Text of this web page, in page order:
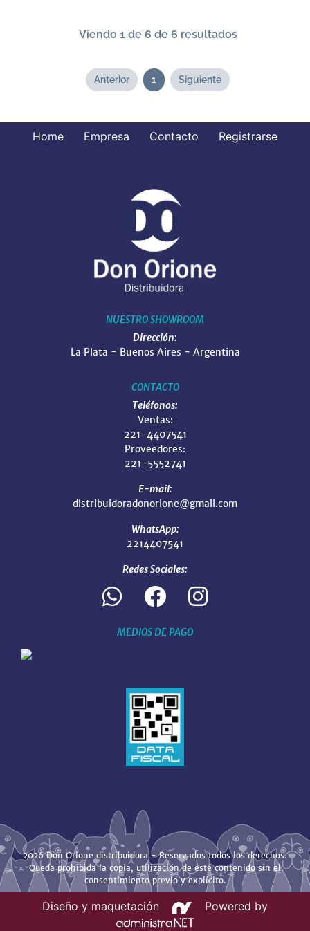
Viendo 1 de 6 de 6 resultados
Anterior 1 Siguiente
Home Empresa Contacto Registrarse
NUESTRO SHOWROOM
Dirección:
La Plata - Buenos Aires - Argentina
CONTACTO
Teléfonos:
Ventas:
221-4407541
Proveedores:
221-5552741
E-mail:
distribuidoradonorione@gmail.com
WhatsApp:
2214407541
Redes Sociales:
MEDIOS DE PAGO
2026 Don Orione distribuidora - Reservados todos los derechos.
Queda prohibida la copia, utilización de este contenido sin el
consentimiento previo y explícito.
Diseño y maquetación Powered by